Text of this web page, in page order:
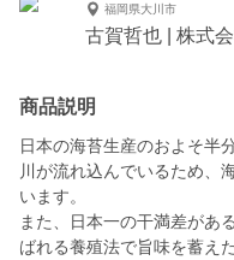
福岡県大川市
古賀哲也 | 株式
商品説明
日本の海苔生産のおよそ半
川が流れ込んでいるため、
います。
また、日本一の干満差があ
ばれる養殖法で旨味を蓄え